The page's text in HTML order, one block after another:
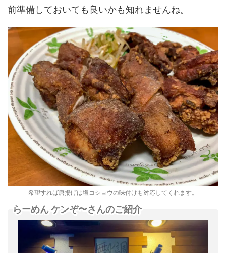
前準備しておいても良いかも知れませんね。
希望すれば唐揚げは塩コショウの味付けも対応してくれます。
らーめん ケンぞ〜さんのご紹介